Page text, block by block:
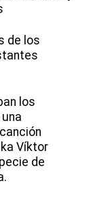
de los
los
Víktor
de